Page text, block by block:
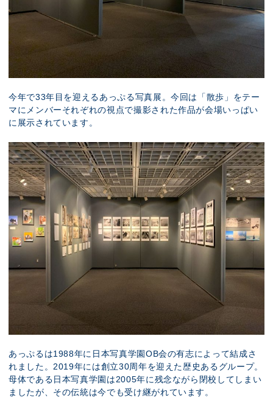
今年で33年目を迎えるあっぷる写真展。今回は「散歩」をテー
マにメンバーそれぞれの視点で撮影された作品が会場いっぱい
に展示されています。
あっぷるは1988年に日本写真学園OB会の有志によって結成さ
れました。2019年には創立30周年を迎えた歴史あるグループ。
母体である日本写真学園は2005年に残念ながら閉校してしまい
ましたが、その伝統は今でも受け継がれています。